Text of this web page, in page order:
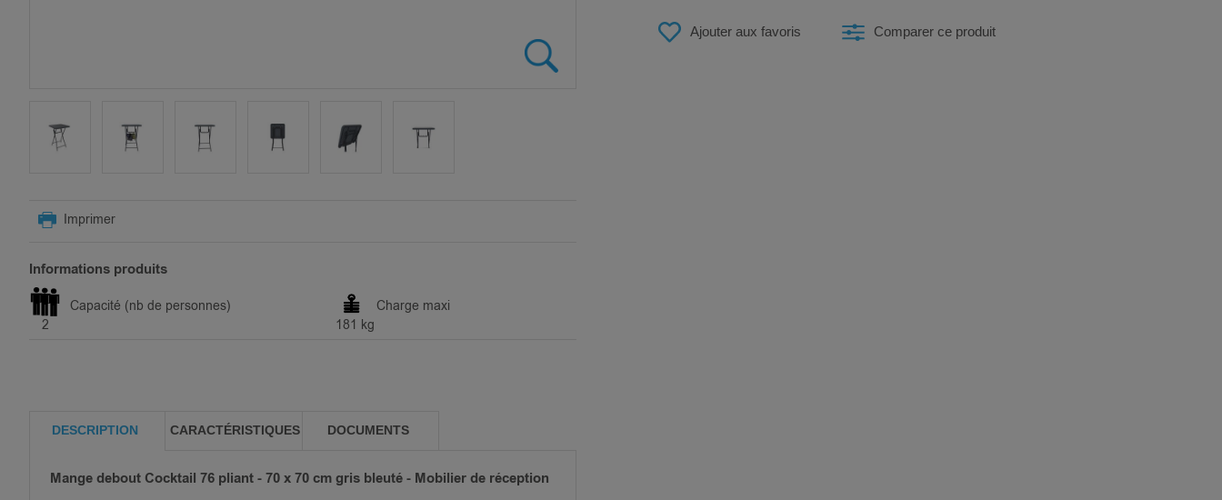
THE
THE
IMAGES
GALLERY
Ajouter aux favoris Comparer ce produit
Imprimer
Informations produits
2
Capacité (nb de personnes)
181 kg
Charge maxi
DESCRIPTION
Mange debout Cocktail 76 pliant - 70 x 70 cm gris bleuté - Mobilier de réception
CARACTÉRISTIQUES DOCUMENTS